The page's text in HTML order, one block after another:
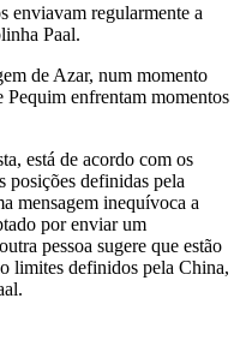
enviavam regularmente a
Paal.
de Azar, num momento
Pequim enfrentam momentos
está de acordo com os
posições definidas pela
mensagem inequívoca a
por enviar um
pessoa sugere que estão
limites definidos pela China,